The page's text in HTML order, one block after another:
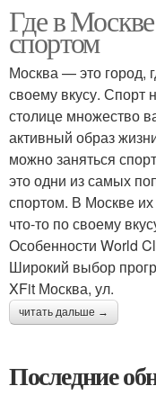
Где в
спортом
Москва — это город,
своему вкусу. Спорт
столице множество
активный образ
можно заняться
это одни из самых
спортом. В Москве
что-то по своему
Особенности World
Широкий выбор
XFit Москва, ул.
читать дальше →
Последние